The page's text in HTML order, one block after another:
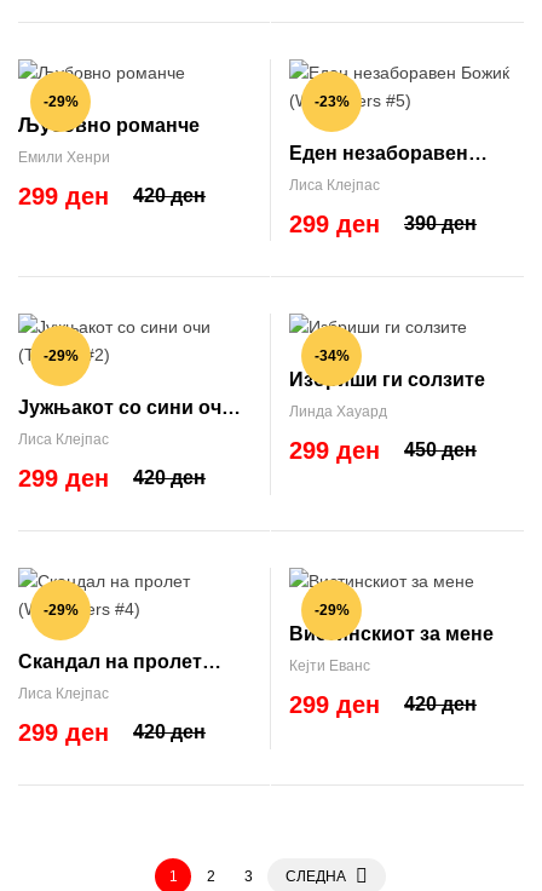
-29%
Љубовно романче
Емили Хенри
420 ден
299 ден
-23%
Еден незаборавен
Божиќ (Wallflowers #5)
Лиса Клејпас
390 ден
299 ден
-29%
Јужњакот со сини очи
(Тревис #2)
Лиса Клејпас
420 ден
299 ден
-34%
Избриши ги солзите
Линда Хауард
450 ден
299 ден
-29%
Скандал на пролет
(Wallflowers #4)
Лиса Клејпас
420 ден
299 ден
-29%
Вистинскиот за мене
Кејти Еванс
420 ден
299 ден
1 2 3 СЛЕДНА